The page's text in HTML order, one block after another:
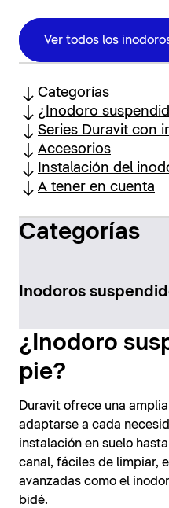
Ver todos los
Categorías
¿Inodoro
Series Duravit con
Accesorios
Instalación del
A tener en cuenta
Categorías
Inodoros
¿Inodoro
pie?
Duravit ofrece una
adaptarse a cada
instalación en suelo
canal, fáciles de limpiar,
avanzadas como el
bidé.